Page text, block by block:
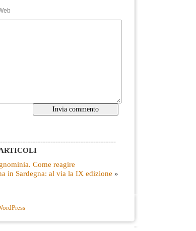
Come reagire
in Sardegna: al via la IX edizione »